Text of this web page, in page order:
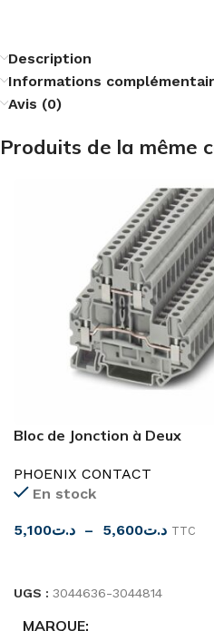
Description
Informations
Avis (0)
Produits de la même
Bloc de Jonction à Deux
PHOENIX CONTACT
En stock
د.ت5,100 – د.ت5,600 TTC
UGS : 3044636-3044814
MARQUE